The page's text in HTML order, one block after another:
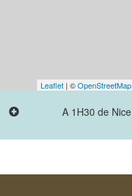
Leaflet | ©OpenStreetMap
A 1H30 de Nice